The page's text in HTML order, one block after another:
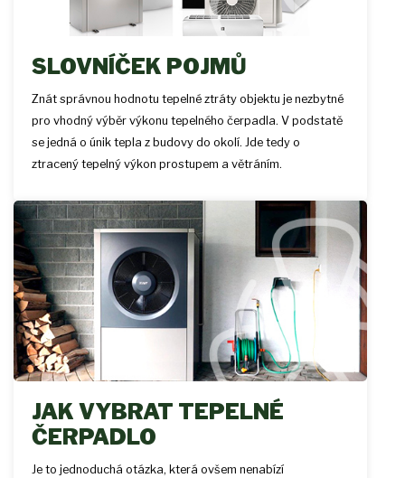
SLOVNÍČEK POJMŮ
Znát správnou hodnotu tepelné ztráty objektu je nezbytné
pro vhodný výběr výkonu tepelného čerpadla. V podstatě
se jedná o únik tepla z budovy do okolí. Jde tedy o
ztracený tepelný výkon prostupem a větráním.
JAK VYBRAT TEPELNÉ
ČERPADLO
Je to jednoduchá otázka, která ovšem nenabízí